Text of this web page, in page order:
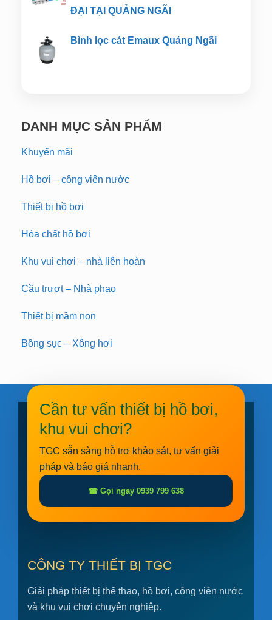
ĐẠI TẠI QUẢNG NGÃI
Bình lọc cát Emaux Quảng Ngãi
DANH MỤC SẢN PHẨM
Khuyến mãi
Hồ bơi – công viên nước
Thiết bị hồ bơi
Hóa chất hồ bơi
Khu vui chơi – nhà liên hoàn
Cầu trượt – Nhà phao
Thiết bị mầm non
Bồng sục – Xông hơi
Cần tư vấn thiết bị hồ bơi,
khu vui chơi?
TGC sẵn sàng hỗ trợ khảo sát, tư vấn giải
pháp và báo giá nhanh.
☎ Gọi ngay 0939 799 638
CÔNG TY THIẾT BỊ TGC
Giải pháp thiết bị thể thao, hồ bơi, công viên nước
và khu vui chơi chuyên nghiệp.